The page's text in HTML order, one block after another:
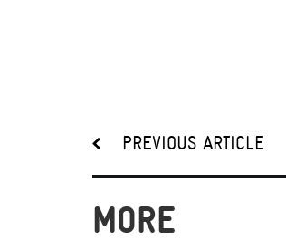
PREVIOUS ARTICLE
MORE